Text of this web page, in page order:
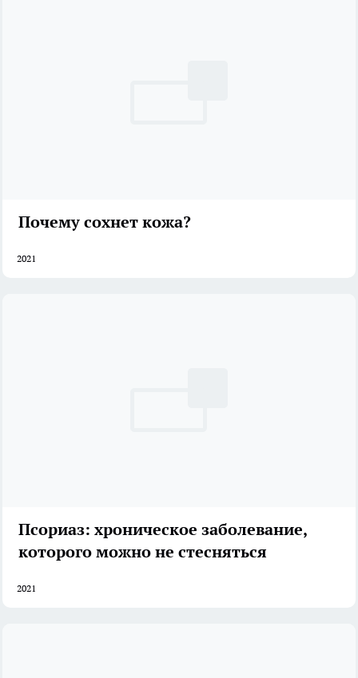
Почему сохнет кожа?
2021
Псориаз: хроническое заболевание,
которого можно не стесняться
2021